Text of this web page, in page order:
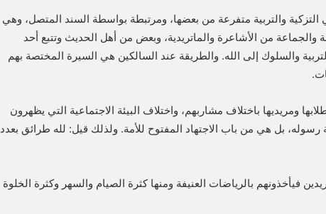
والتربية متفرعة من بعضها، ومرتبطة بواسطة السند المتصل، وهي
والجماعة من الأشاعرة والماتريدية، وبعض من أهل الحديث وتتبع أحد
والسلوك إلى الله. والطريقة عند ال‍سالك‍ين هي السيرة المختصة بهم
ومريديها باختلاف مشاربهم، واختلاف البيئة الاجتماعية التي يظهرون
بل هي من باب الاجتهاد المفتوح للأمة. ولذلك قيل: لله طرائق بعدد
فيأخذونهم بالرياضات العنيفة ومنها كثرة الصيام والسهر وكثرة الخلوة